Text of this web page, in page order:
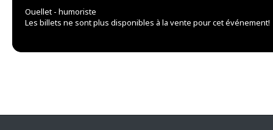
Ouellet - humoriste
Les billets ne sont plus disponibles à la vente pour cet événement!